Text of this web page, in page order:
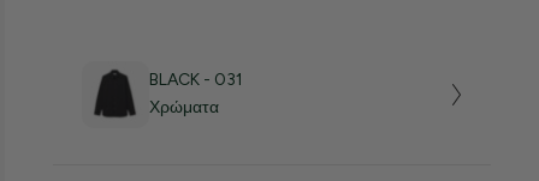
BLACK - 031
Χρώματα